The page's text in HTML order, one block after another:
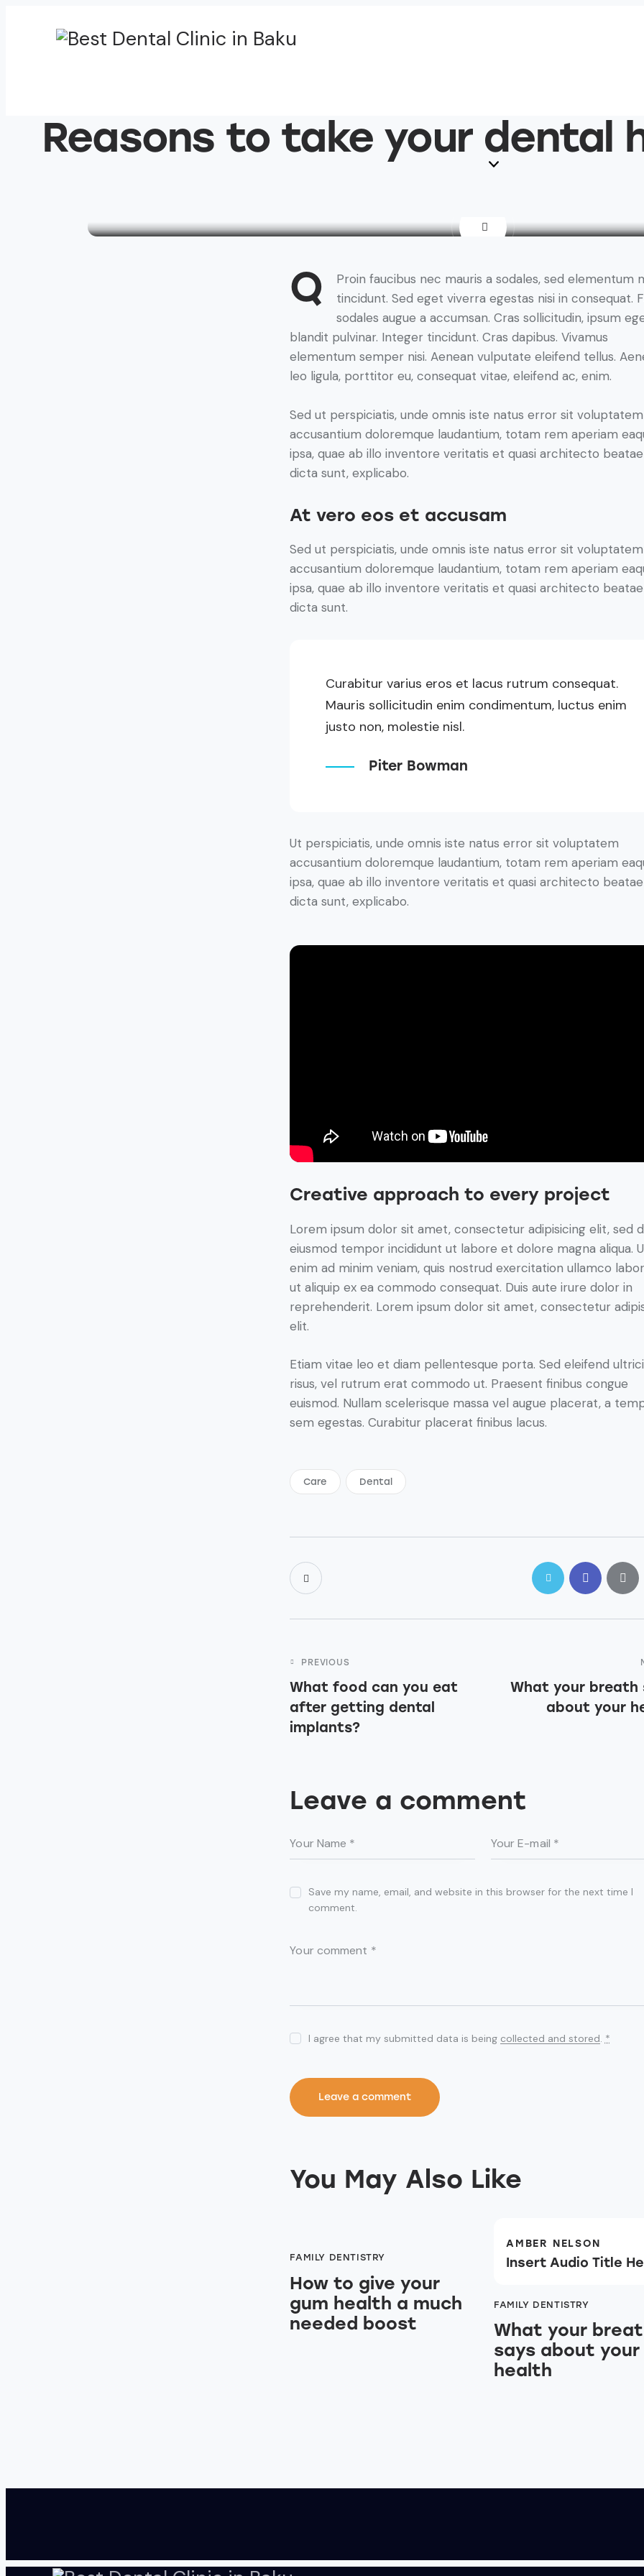
Reasons to take your dental
Q
Proin faucibus nec mauris a sodales, sed elementum
tincidunt. Sed eget viverra egestas nisi in consequat.
sodales augue a accumsan. Cras sollicitudin, ipsum
blandit pulvinar. Integer tincidunt. Cras dapibus. Vivamus
elementum semper nisi. Aenean vulputate eleifend tellus.
leo ligula, porttitor eu, consequat vitae, eleifend ac, enim.
Sed ut perspiciatis, unde omnis iste natus error sit voluptatem
accusantium doloremque laudantium, totam rem aperiam
ipsa, quae ab illo inventore veritatis et quasi architecto
dicta sunt, explicabo.
At vero eos et accusam
Sed ut perspiciatis, unde omnis iste natus error sit voluptatem
accusantium doloremque laudantium, totam rem aperiam
ipsa, quae ab illo inventore veritatis et quasi architecto
dicta sunt.
Curabitur varius eros et lacus rutrum consequat.
Mauris sollicitudin enim condimentum, luctus enim
justo non, molestie nisl.
Piter Bowman
Ut perspiciatis, unde omnis iste natus error sit voluptatem
accusantium doloremque laudantium, totam rem aperiam
ipsa, quae ab illo inventore veritatis et quasi architecto
dicta sunt, explicabo.
Creative approach to every project
Lorem ipsum dolor sit amet, consectetur adipisicing elit, sed
eiusmod tempor incididunt ut labore et dolore magna aliqua.
enim ad minim veniam, quis nostrud exercitation ullamco
ut aliquip ex ea commodo consequat. Duis aute irure dolor in
reprehenderit. Lorem ipsum dolor sit amet, consectetur
elit.
Etiam vitae leo et diam pellentesque porta. Sed eleifend
risus, vel rutrum erat commodo ut. Praesent finibus congue
euismod. Nullam scelerisque massa vel augue placerat, a
sem egestas. Curabitur placerat finibus lacus.
Care Dental
Post
navigation
PREVIOUS
What food can you eat
after getting dental
implants?
What your breath
about your
Leave a comment
Save my name, email, and website in this browser for the next time I
comment.
I agree that my submitted data is being collected and stored. *
You May Also Like
FAMILY DENTISTRY
How to give your
gum health a much
needed boost
AMBER NELSON
Insert Audio Title
FAMILY DENTISTRY
What your
says about your
health